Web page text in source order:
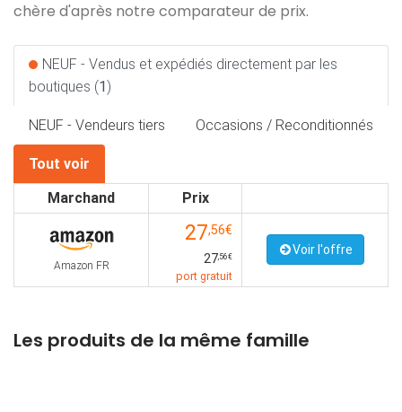
chère d'après notre comparateur de prix.
NEUF - Vendus et expédiés directement par les
boutiques (1)
NEUF - Vendeurs tiers Occasions / Reconditionnés
Tout voir
Marchand
Prix
Amazon FR
27,56€
27,56€
port gratuit
Voir l'offre
Les produits de la même famille